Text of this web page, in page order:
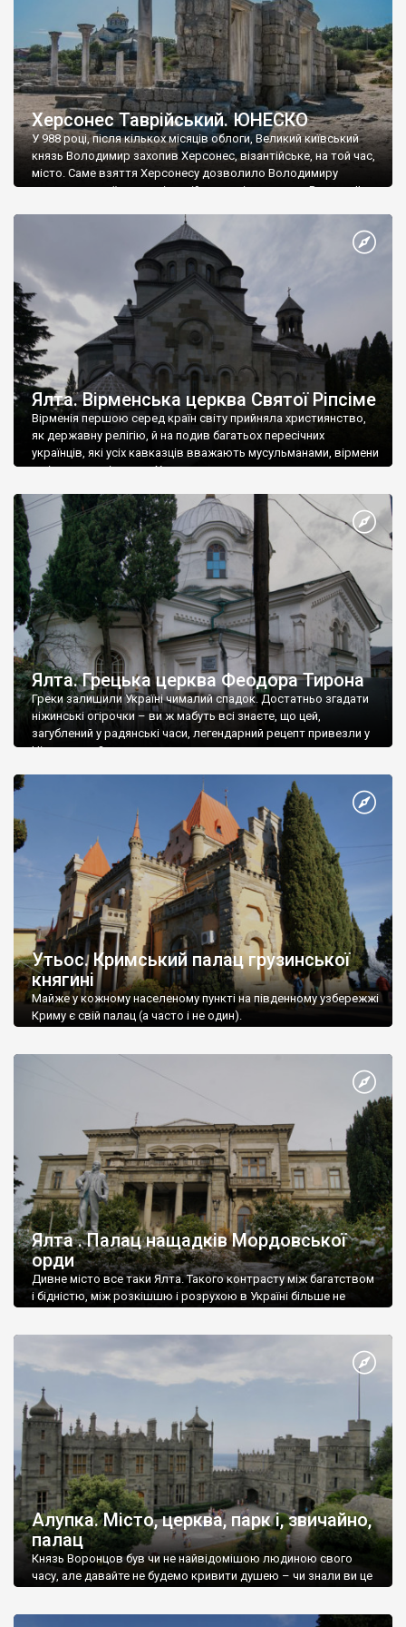
Херсонес Таврійський. ЮНЕСКО
У 988 році, після кількох місяців облоги, Великий київський
князь Володимир захопив Херсонес, візантійське, на той час,
місто. Саме взяття Херсонесу дозволило Володимиру
диктувати свої умови візантійському імператору Василю ІІ, та
Херсонесі Володимир-язичник, став Василем-християнином.
А потім було Хрещення Русі. На честь Херсонесу Таврійського
Ялта. Вірменська церква Святої Ріпсіме
Вірменія першою серед країн світу прийняла християнство,
як державну релігію, й на подив багатьох пересічних
українців, які усіх кавказців вважають мусульманами, вірмени
є відданими вірянами Христа
Ялта. Грецька церква Феодора Тирона
Греки залишили Україні чималий спадок. Достатньо згадати
ніжинські огірочки – ви ж мабуть всі знаєте, що цей,
загублений у радянські часи, легендарний рецепт привезли у
Ніжин греки?
Утьос. Кримський палац грузинської
княгині
Майже у кожному населеному пункті на південному узбережжі
Криму є свій палац (а часто і не один).
Ялта . Палац нащадків Мордовської
орди
Дивне місто все таки Ялта. Такого контрасту між багатством
і бідністю, між розкішшю і розрухою в Україні більше не
Алупка. Місто, церква, парк і, звичайно,
палац
Князь Воронцов був чи не найвідомішою людиною свого
часу, але давайте не будемо кривити душею – чи знали ви це